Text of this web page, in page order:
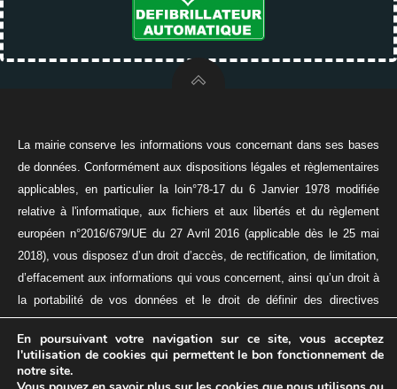
La mairie conserve les informations vous concernant dans ses bases
de données. Conformément aux dispositions légales et règlementaires
applicables, en particulier la loin°78-17 du 6 Janvier 1978 modifiée
relative à l'informatique, aux fichiers et aux libertés et du règlement
européen n°2016/679/UE du 27 Avril 2016 (applicable dès le 25 mai
2018), vous disposez d’un droit d’accès, de rectification, de limitation,
d’effacement aux informations qui vous concernent, ainsi qu’un droit à
la portabilité de vos données et le droit de définir des directives
relatives à la conservation, à l’effacement, et à la communication de
vos données à caractère personnel après votre décès.
© 2026 VILLE DE MAING
En poursuivant votre navigation sur ce site, vous acceptez
l'utilisation de cookies qui permettent le bon fonctionnement de
notre site.